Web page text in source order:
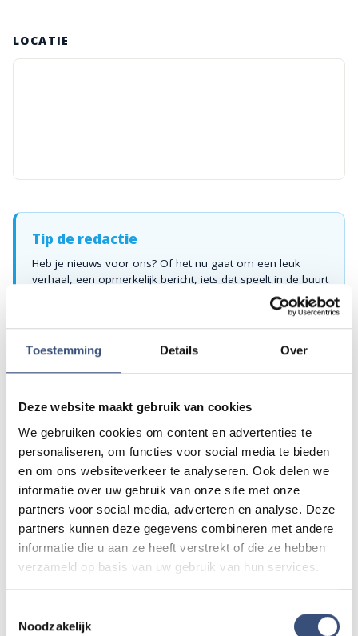
Toestemming Details Over
Deze website maakt gebruik van cookies
We gebruiken cookies om content en advertenties te
personaliseren, om functies voor social media te bieden
en om ons websiteverkeer te analyseren. Ook delen we
informatie over uw gebruik van onze site met onze
partners voor social media, adverteren en analyse. Deze
partners kunnen deze gegevens combineren met andere
informatie die u aan ze heeft verstrekt of die ze hebben
verzameld op basis van uw gebruik van hun services.
Noodzakelijk
LOCATIE
Tip de redactie
Heb je nieuws voor ons? Of het nu gaat om een leuk
verhaal, een opmerkelijk bericht, iets dat speelt in de buurt
of als je politie of andere hulpdiensten ergens ziet: laat
Foutje gezien of twijfel over een advertentie?
Zie je een fout in dit artikel, werkt iets niet goed of kom je een
advertentie tegen die niet klopt? Laat het ons weten via
redactie@omroeparchipel.nl. We kijken er graag naar.
Andere events